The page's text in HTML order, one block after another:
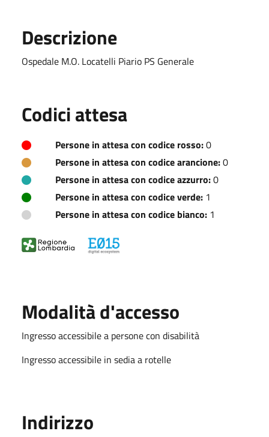
Descrizione
Ospedale M.O. Locatelli Piario PS Generale
Codici attesa
Persone in attesa con codice rosso:0
Persone in attesa con codice arancione:0
Persone in attesa con codice azzurro:0
Persone in attesa con codice verde: 1
Persone in attesa con codice bianco: 1
Modalità d'accesso
Ingresso accessibile a persone con disabilità
Ingresso accessibile in sedia a rotelle
Indirizzo